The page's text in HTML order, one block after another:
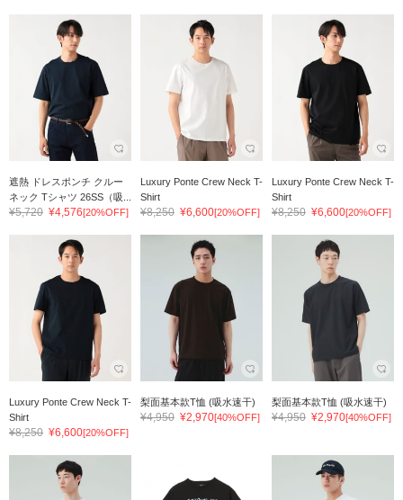
遮熱 ドレスポンチ クルー
ネック Tシャツ 26SS（吸...
¥5,720 ¥4,576[20%OFF]
Luxury Ponte Crew Neck T-
Shirt
¥8,250 ¥6,600[20%OFF]
Luxury Ponte Crew Neck T-
Shirt
¥8,250 ¥6,600[20%OFF]
Luxury Ponte Crew Neck T-
Shirt
¥8,250 ¥6,600[20%OFF]
梨面基本款T恤 (吸水速干)
¥4,950 ¥2,970[40%OFF]
梨面基本款T恤 (吸水速干)
¥4,950 ¥2,970[40%OFF]